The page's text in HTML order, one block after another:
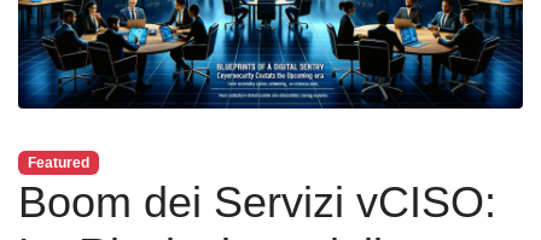
Featured
Boom dei Servizi vCISO: